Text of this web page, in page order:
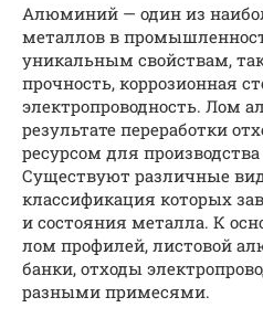
Алюминий — один из
металлов в
уникальным свойствам,
прочность, коррозионная
электропроводность. Лом
результате переработки
ресурсом для
Существуют различные
классификация которых
и состояния металла. К
лом профилей, листовой
банки, отходы
разными примесями.